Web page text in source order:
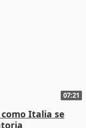
07:21
Italia se